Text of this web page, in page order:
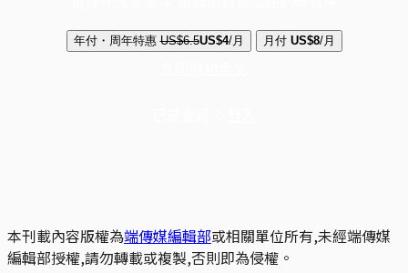
年付・周年特惠 US$6.5US$4/月 月付 US$8/月
本刊載內容版權為端傳媒編輯部或相關單位所有,未經端傳媒
編輯部授權,請勿轉載或複製,否則即為侵權。